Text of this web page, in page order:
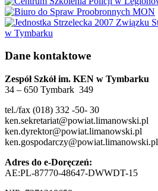
Dane kontaktowe
Zespół Szkół im. KEN w Tymbarku
34 – 650 Tymbark 349
tel./fax (018) 332 -50- 30
ken.sekretariat@powiat.limanowski.pl
ken.dyrektor@powiat.limanowski.pl
ken.gospodarczy@powiat.limanowski.pl
Adres do e-Doręczeń:
AE:PL-87770-48647-DWWDT-15